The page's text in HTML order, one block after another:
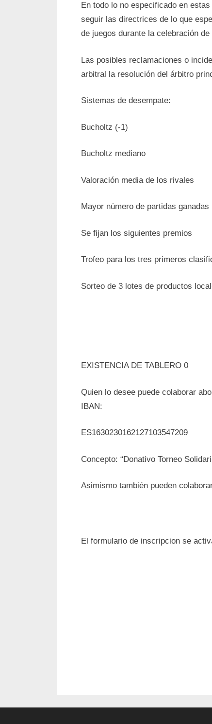
En todo lo no especificado en
seguir las directrices de lo que
de juegos durante la celebración
Las posibles reclamaciones o
arbitral la resolución del árbitro
Sistemas de desempate:
Bucholtz (-1)
Bucholtz mediano
Valoración media de los rivales
Mayor número de partidas ganadas
Se fijan los siguientes premios
Trofeo para los tres primeros
Sorteo de 3 lotes de productos
EXISTENCIA DE TABLERO 0
Quien lo desee puede colaborar
IBAN:
ES1630230162127103547209
Concepto: “Donativo Torneo
Asimismo también pueden
El formulario de inscripcion se